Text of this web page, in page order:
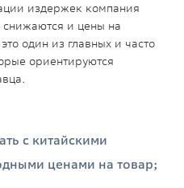
издержек компания
снижаются и цены на
один из главных и часто
ориентируются
с китайскими
ценами на товар;